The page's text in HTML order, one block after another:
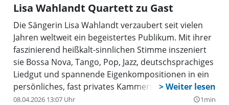
Lisa Wahlandt Quartett zu Gast
Die Sängerin Lisa Wahlandt verzaubert seit vielen
Jahren weltweit ein begeistertes Publikum. Mit ihrer
faszinierend heißkalt-sinnlichen Stimme inszeniert
sie Bossa Nova, Tango, Pop, Jazz, deutschsprachiges
Liedgut und spannende Eigenkompositionen in ein
persönliches, fast privates Kammerspiel. Hier
können Beatles auf Marlene Dietrich, Astrud
08.04.2026 13:07 Uhr query_builder1min